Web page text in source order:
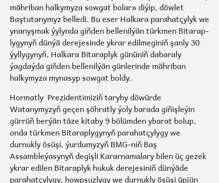
mähriban halkymyza sowgat bolar» diýip, döwlet
Baştutanymyz belledi. Bu eser Halkara parahatçylyk we
ynanyşmak ýylynda giň­den bellenilýän türk­men Bi­ta­rap­
ly­gy­nyň dün­ýä de­re­je­sin­de yk­rar edil­me­gi­niň şanly 30
ýyllygynyň, Halkara Bitaraplyk gününiň dabaraly
ýagdaýda giňden bellenilýän günlerinde mähriban
halkymyza mynasyp sowgat boldy.
Hormatly Prezidentimiziň taryhy döwürde
Watanymyzyň geçen şöhratly ýoly barada gi­ňişleýin
gürrüň berýän täze kitaby 9 bölümden ybarat bolup,
onda türkmen Bitaraplygynyň parahatçylygy we
durnukly ösüşi, ýurdumyzyň BMG-niň Baş
Assambleýasynyň degişli Kararnamalary bilen üç gezek
ykrar edilen Bitaraplyk hukuk derejesiniň dünýäde
parahatçylygy, howpsuzlygy we durnukly ösüşi üpjün